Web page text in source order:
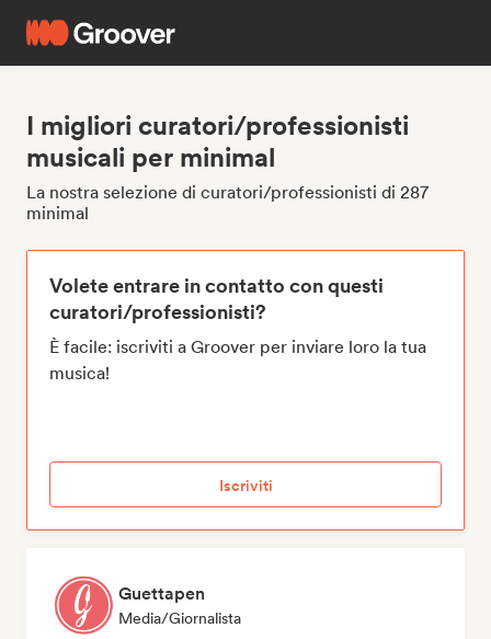
I migliori curatori/professionisti
musicali per minimal
La nostra selezione di curatori/professionisti di 287
minimal
Volete entrare in contatto con questi
curatori/professionisti?
È facile: iscriviti a Groover per inviare loro la tua
musica!
Iscriviti
Guettapen
Media/Giornalista